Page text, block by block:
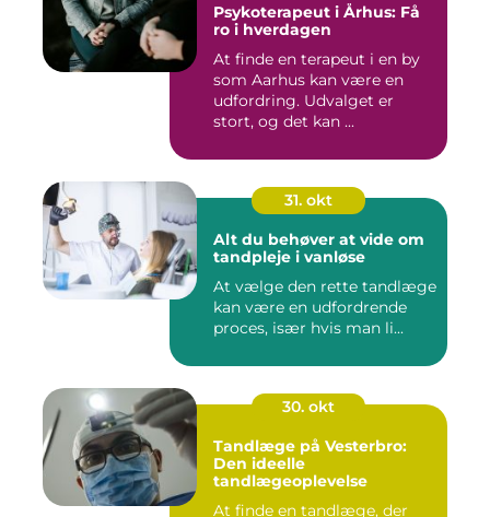
Psykoterapeut i Århus: Få
ro i hverdagen
At finde en terapeut i en by
som Aarhus kan være en
udfordring. Udvalget er
stort, og det kan ...
31. okt
Alt du behøver at vide om
tandpleje i vanløse
At vælge den rette tandlæge
kan være en udfordrende
proces, især hvis man li...
30. okt
Tandlæge på Vesterbro:
Den ideelle
tandlægeoplevelse
At finde en tandlæge, der